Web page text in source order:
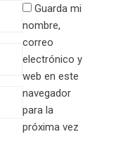
Guarda mi
nombre,
correo
electrónico y
web en este
navegador
para la
próxima vez